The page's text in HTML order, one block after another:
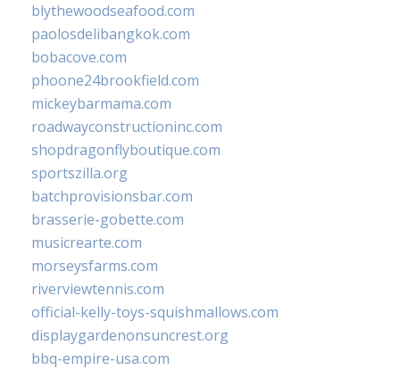
blythewoodseafood.com
paolosdelibangkok.com
bobacove.com
phoone24brookfield.com
mickeybarmama.com
roadwayconstructioninc.com
shopdragonflyboutique.com
sportszilla.org
batchprovisionsbar.com
brasserie-gobette.com
musicrearte.com
morseysfarms.com
riverviewtennis.com
official-kelly-toys-squishmallows.com
displaygardenonsuncrest.org
bbq-empire-usa.com